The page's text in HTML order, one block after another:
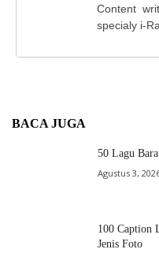
Content
specialy i-
BACA JUGA
50 Lagu
Agustus 3,
100 Caption
Jenis Foto